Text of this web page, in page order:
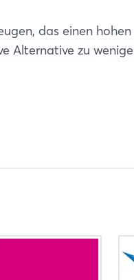
das einen
Alternative zu